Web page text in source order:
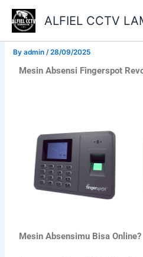
Skip
content
ALFIEL CCTV
Byadmin/28/09/2025
Mesin Absensi Fingerspot
Mesin Absensimu Bisa Online?